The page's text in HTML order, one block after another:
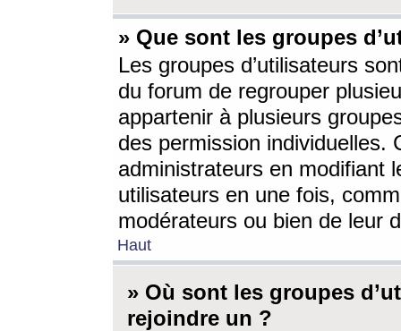
» Que sont les groupes
Les groupes d’utilisateurs
du forum de regrouper
appartenir à plusieurs
des permission individuelles.
administrateurs en modifiant
utilisateurs en une fois,
modérateurs ou bien de leur
Haut
» Où sont les groupes
rejoindre un ?